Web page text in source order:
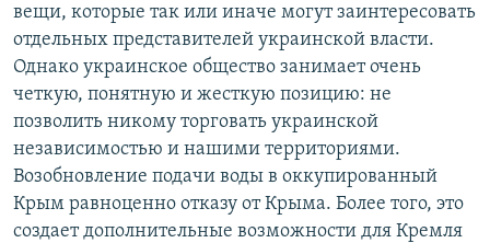
вещи, которые так или иначе могут заинтересовать
отдельных представителей украинской власти.
Однако украинское общество занимает очень
четкую, понятную и жесткую позицию: не
позволить никому торговать украинской
независимостью и нашими территориями.
Возобновление подачи воды в оккупированный
Крым равноценно отказу от Крыма. Более того, это
создает дополнительные возможности для Кремля